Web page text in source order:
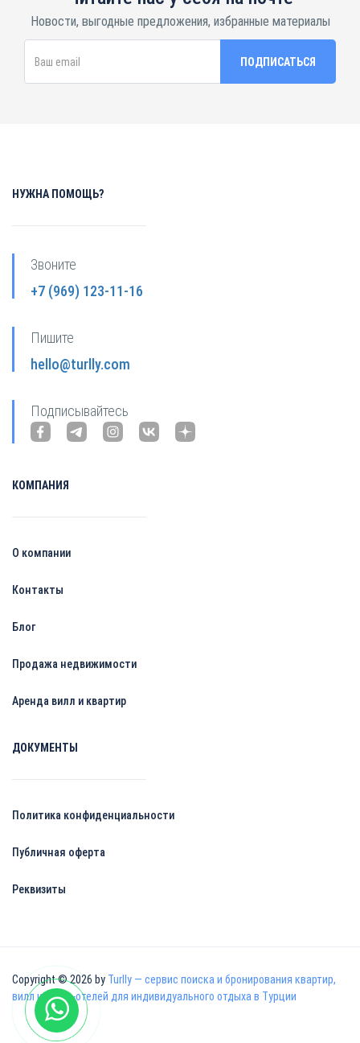
Новости, выгодные предложения, избранные материалы
НУЖНА ПОМОЩЬ?
Звоните
+7 (969) 123-11-16
Пишите
hello@turlly.com
Подписывайтесь
КОМПАНИЯ
О компании
Контакты
Блог
Продажа недвижимости
Аренда вилл и квартир
ДОКУМЕНТЫ
Политика конфиденциальности
Публичная оферта
Реквизиты
Copyright © 2026 by Turlly — сервис поиска и бронирования квартир,
вилл и апарт-отелей для индивидуального отдыха в Турции